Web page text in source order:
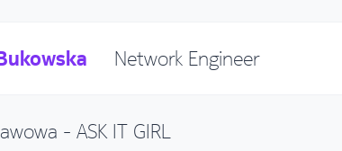
Network Engineer
- ASK IT GIRL